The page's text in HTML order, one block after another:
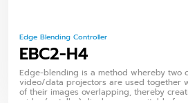
Edge Blending Controller
EBC2-H4
Edge-blending is a method whereby two
video/data projectors are used together
of their images overlapping, thereby